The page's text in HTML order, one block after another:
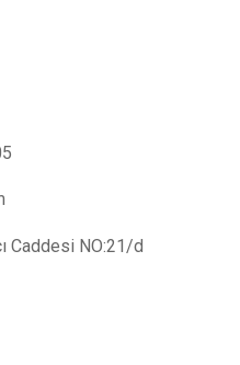
Caddesi NO:21/d